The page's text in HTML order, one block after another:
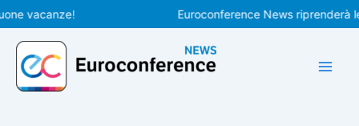
Vai
al
contenuto
Euroconference News riprenderà le